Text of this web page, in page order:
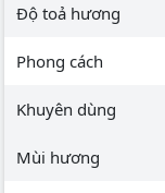
Độ toả hương
Phong cách
Khuyên dùng
Mùi hương